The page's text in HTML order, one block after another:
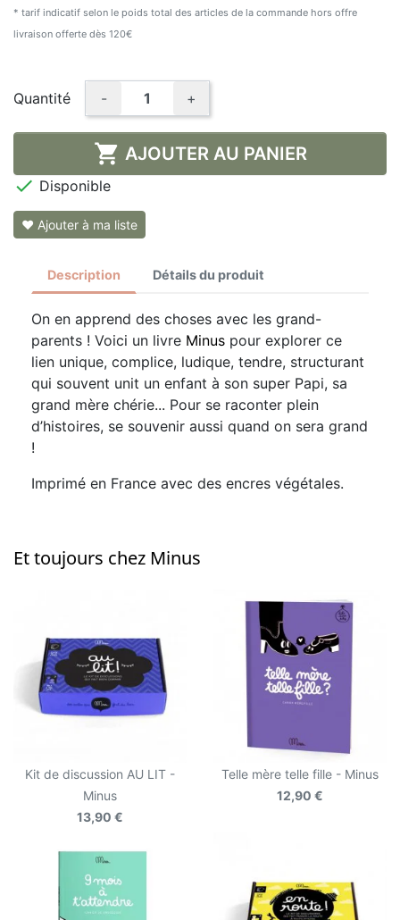
* tarif indicatif selon le poids total des articles de la commande hors offre
livraison offerte dès 120€
Quantité - +
 AJOUTER AU PANIER
 Disponible
❤ Ajouter à ma liste
Description Détails du produit
On en apprend des choses avec les grand-
parents ! Voici un livre Minus pour explorer ce
lien unique, complice, ludique, tendre, structurant
qui souvent unit un enfant à son super Papi, sa
grand mère chérie... Pour se raconter plein
d’histoires, se souvenir aussi quand on sera grand
!
Imprimé en France avec des encres végétales.
Et toujours chez Minus
Kit de discussion AU LIT -
Minus
13,90 €
Telle mère telle fille - Minus
12,90 €